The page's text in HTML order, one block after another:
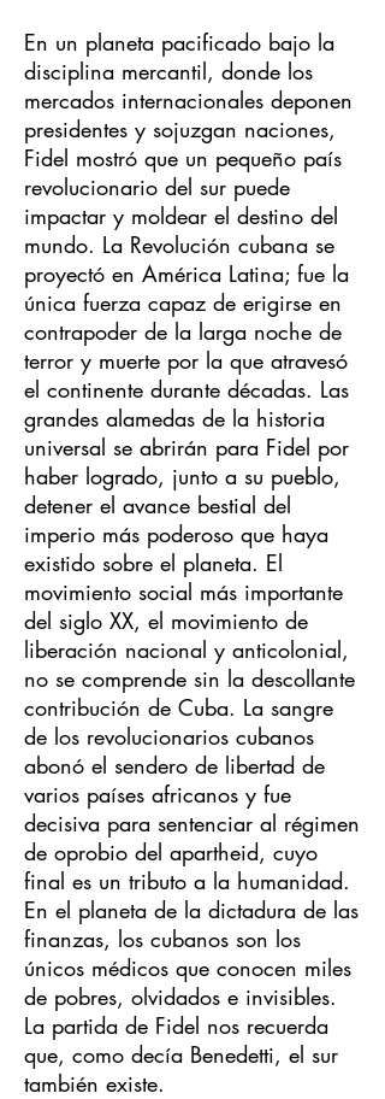
En un planeta pacificado bajo la
disciplina mercantil, donde los
mercados internacionales deponen
presidentes y sojuzgan naciones,
Fidel mostró que un pequeño país
revolucionario del sur puede
impactar y moldear el destino del
mundo. La Revolución cubana se
proyectó en América Latina; fue la
única fuerza capaz de erigirse en
contrapoder de la larga noche de
terror y muerte por la que atravesó
el continente durante décadas. Las
grandes alamedas de la historia
universal se abrirán para Fidel por
haber logrado, junto a su pueblo,
detener el avance bestial del
imperio más poderoso que haya
existido sobre el planeta. El
movimiento social más importante
del siglo XX, el movimiento de
liberación nacional y anticolonial,
no se comprende sin la descollante
contribución de Cuba. La sangre
de los revolucionarios cubanos
abonó el sendero de libertad de
varios países africanos y fue
decisiva para sentenciar al régimen
de oprobio del apartheid, cuyo
final es un tributo a la humanidad.
En el planeta de la dictadura de las
finanzas, los cubanos son los
únicos médicos que conocen miles
de pobres, olvidados e invisibles.
La partida de Fidel nos recuerda
que, como decía Benedetti, el sur
también existe.